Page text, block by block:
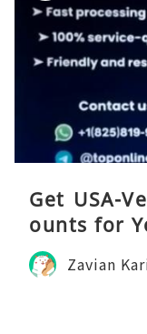
Get USA-
ounts for
eds
Zavian